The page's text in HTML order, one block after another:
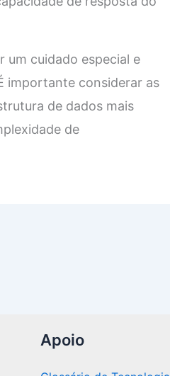
um cuidado especial e
importante considerar as
de dados mais
de
Apoio